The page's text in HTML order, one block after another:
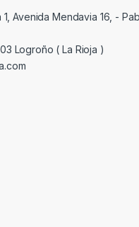
Avenida Mendavia 16, -
Logroño ( La Rioja )